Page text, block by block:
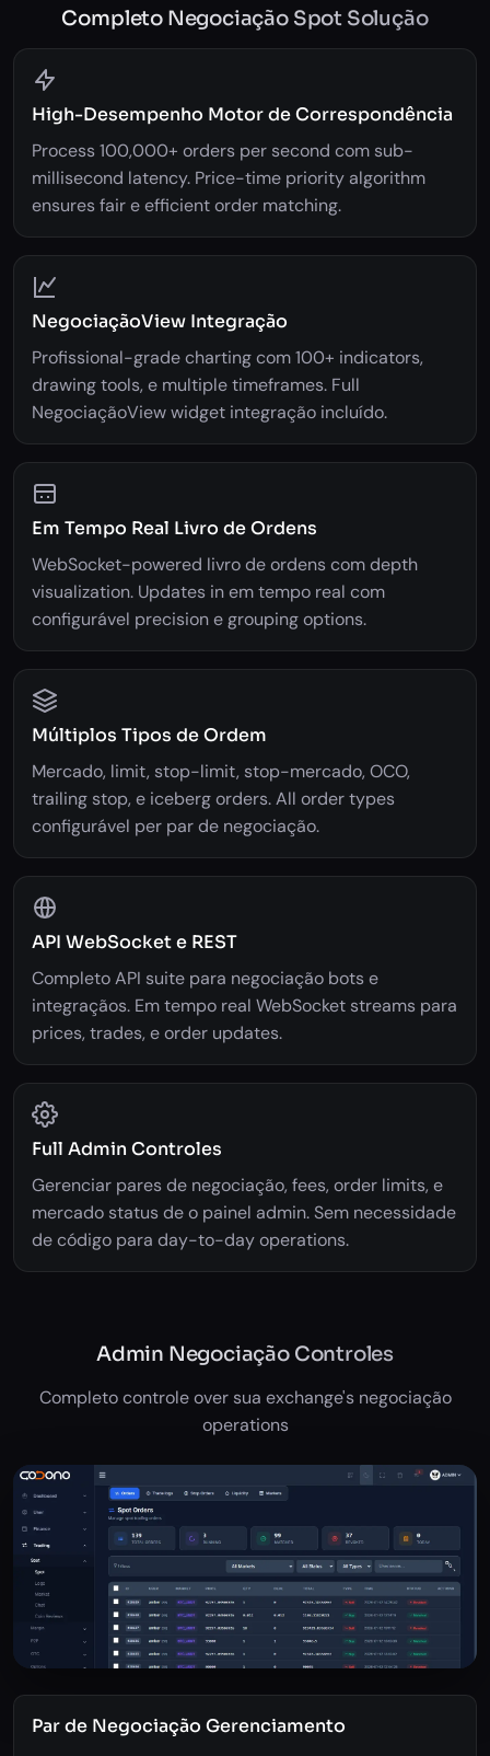
Completo Negociação Spot Solução
High-Desempenho Motor de Correspondência
Process 100,000+ orders per second com sub-
millisecond latency. Price-time priority algorithm
ensures fair e efficient order matching.
NegociaçãoView Integração
Profissional-grade charting com 100+ indicators,
drawing tools, e multiple timeframes. Full
NegociaçãoView widget integração incluído.
Em Tempo Real Livro de Ordens
WebSocket-powered livro de ordens com depth
visualization. Updates in em tempo real com
configurável precision e grouping options.
Múltiplos Tipos de Ordem
Mercado, limit, stop-limit, stop-mercado, OCO,
trailing stop, e iceberg orders. All order types
configurável per par de negociação.
API WebSocket e REST
Completo API suite para negociação bots e
integraçãos. Em tempo real WebSocket streams para
prices, trades, e order updates.
Full Admin Controles
Gerenciar pares de negociação, fees, order limits, e
mercado status de o painel admin. Sem necessidade
de código para day-to-day operations.
Admin Negociação Controles
Completo controle over sua exchange's negociação
operations
Par de Negociação Gerenciamento